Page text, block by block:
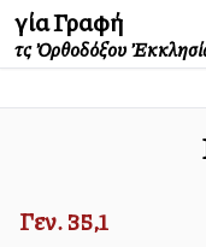
Ἁγία Γραφή
τῆς Ὀρθοδόξου
Γεν. 35,1